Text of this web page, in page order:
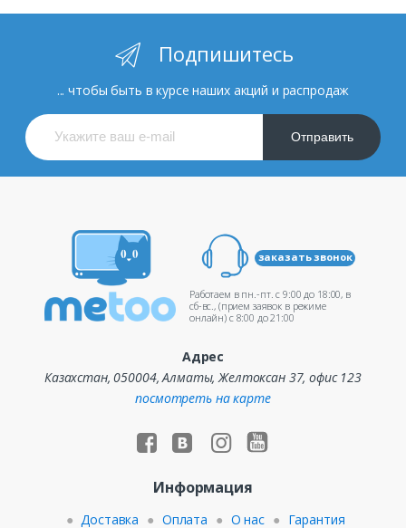
Подпишитесь
... чтобы быть в курсе наших акций и распродаж
Отправить
заказать звонок
Работаем в пн.-пт. c 9:00 до 18:00, в
сб-вс., (прием заявок в режиме
онлайн) c 8:00 до 21:00
Адрес
Казахстан, 050004, Алматы, Желтоксан 37, офис 123
посмотреть на карте
Информация
Доставка Оплата О нас Гарантия